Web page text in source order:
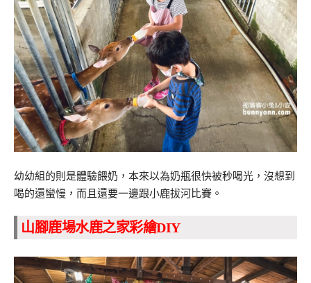
幼幼組的則是體驗餵奶，本來以為奶瓶很快被秒喝光，沒想到
喝的還蠻慢，而且還要一邊跟小鹿拔河比賽。
山腳鹿場水鹿之家彩繪DIY